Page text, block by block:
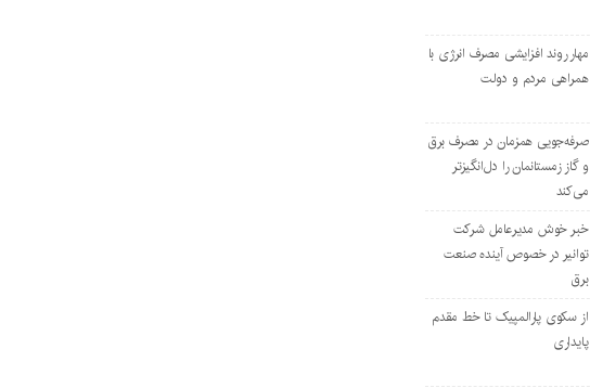
مهار روند افزایشی مصرف انرژی با
همراهی مردم و دولت
صرفه‌جویی همزمان در مصرف برق
و گاز زمستانمان را دل‌انگیزتر
می‌کند
خبر خوش مدیرعامل شرکت
توانیر در خصوص آینده صنعت
برق
از سکوی پارالمپیک تا خط مقدم
پایداری